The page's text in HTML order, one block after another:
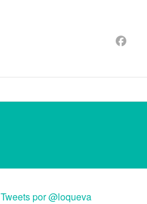
Tweets por @loqueva